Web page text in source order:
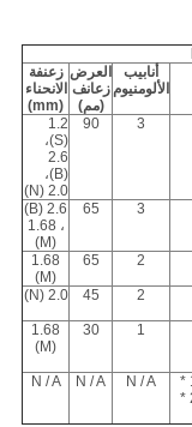
أنابيب
الألومنيوم
العرض
زعانف
(مم)
زعنفة
الانحناء
(mm)
3
90
1.2
(S)،
2.6
(B)،
2.0 (N)
3
65
2.6 (B)
، 1.68
(M)
2
65
1.68
(M)
2
45
2.0 (N)
1
30
1.68
(M)
148 * 44.5 * 15/148 * 22.5 * 15/120 * 107 *
15/96 * 88.5 * 15/96 * 22.5 * 15/25 * 22.5 *
N / A
N / A
N / A